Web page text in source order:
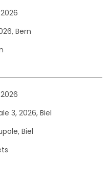
Bern
3, 2026, Biel
Biel